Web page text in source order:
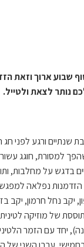
שבוע ארוך וזאת
נותר לצאת ולטייל.
שנתיים ורגע לפני
למסורת, חוגג עשור
בדגש על מחלבות,
נפלאה
יקב נחל חרמון, יקב
יחד עם הזמר